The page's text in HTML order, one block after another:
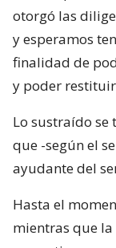
otorgó las
y esperamos
finalidad de
y poder restituir
Lo sustraído
que -según el
ayudante del
Hasta el
mientras que